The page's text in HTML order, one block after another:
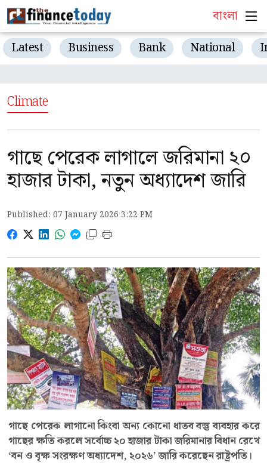
বাংলা
Latest Business Bank National
Climate
গাছে পেরেক লাগালে জরিমানা ২০
হাজার টাকা, নতুন অধ্যাদেশ জারি
Published: 07 January 2026 3:22 PM
গাছে পেরেক লাগানো কিংবা অন্য কোনো ধাতব বস্তু ব্যবহার করে
গাছের ক্ষতি করলে সর্বোচ্চ ২০ হাজার টাকা জরিমানার বিধান রেখে
‘বন ও বৃক্ষ সংরক্ষণ অধ্যাদেশ, ২০২৬’ জারি করেছেন রাষ্ট্রপতি।